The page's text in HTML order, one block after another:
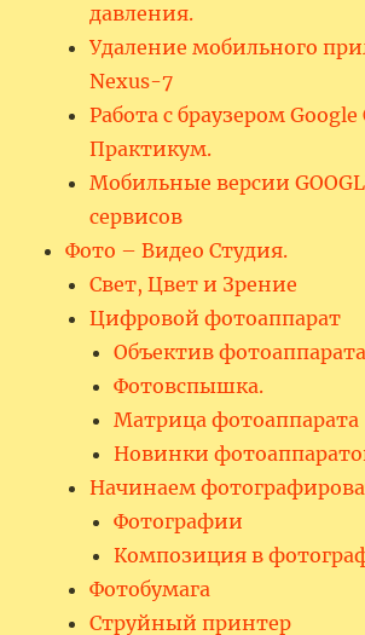
давления.
Удаление мобильного
Nexus-7
Работа с браузером Google
Практикум.
Мобильные версии
сервисов
Фото – Видео Студия.
Свет, Цвет и Зрение
Цифровой фотоаппарат
Объектив фотоаппарата
Фотовспышка.
Матрица фотоаппарата
Новинки
Начинаем
Фотографии
Композиция в
Фотобумага
Струйный принтер